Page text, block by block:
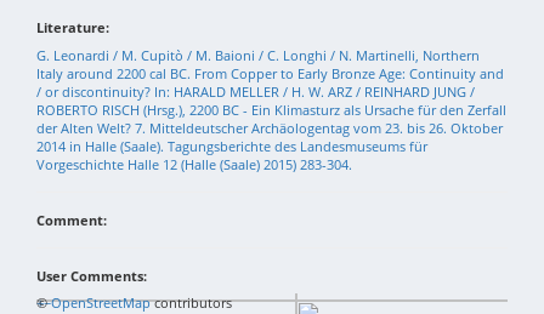
Literature:
G. Leonardi / M. Cupitò / M. Baioni / C. Longhi / N. Martinelli, Northern
Italy around 2200 cal BC. From Copper to Early Bronze Age: Continuity and
/ or discontinuity? In: HARALD MELLER / H. W. ARZ / REINHARD JUNG /
ROBERTO RISCH (Hrsg.), 2200 BC - Ein Klimasturz als Ursache für den Zerfall
der Alten Welt? 7. Mitteldeutscher Archäologentag vom 23. bis 26. Oktober
2014 in Halle (Saale). Tagungsberichte des Landesmuseums für
Vorgeschichte Halle 12 (Halle (Saale) 2015) 283-304.
Comment:
User Comments:
+−
©OpenStreetMapcontributors